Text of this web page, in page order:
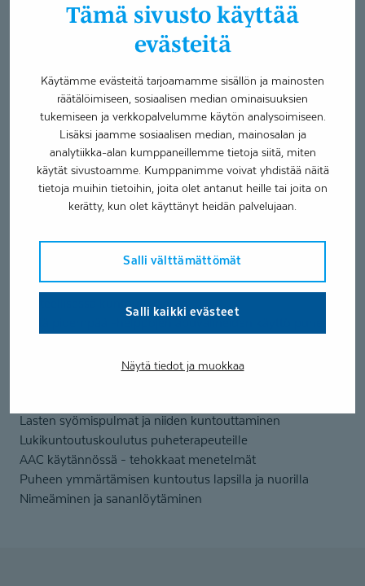
Tämä sivusto käyttää
evästeitä
Käytämme evästeitä tarjoamamme sisällön ja mainosten
räätälöimiseen, sosiaalisen median ominaisuuksien
tukemiseen ja verkkopalvelumme käytön analysoimiseen.
Lisäksi jaamme sosiaalisen median, mainosalan ja
analytiikka-alan kumppaneillemme tietoja siitä, miten
käytät sivustoamme. Kumppanimme voivat yhdistää näitä
tietoja muihin tietoihin, joita olet antanut heille tai joita on
kerätty, kun olet käyttänyt heidän palvelujaan.
Salli välttämättömät
Salli kaikki evästeet
Näytä tiedot ja muokkaa
äänteellisten pulmien, kielellisten vaikeuksien sekä
lukitaitojen kuntouttamisesta.
toiveiden ja mielenkiinnonkohteiden huomioimisen
kuntoutusta toteutettaessa. Tämän lisäksi pidän tärkeänä
yhteistyötä asiakkaan lähipiirin kanssa. Kehitän omaa
ammattitaitoani osallistumalla säännöllisesti koulutuksiin.
Koulutukset
Kasvatustieteen perusopinnot (25 op)
Äänteistä puhetta – näkökulmia ympäristön ohjaukseen
äänteellisessä kuntoutuksessa
Kuinka R, S, L, D, T- ja N-äänne kuntoutetaan
Lasten syömispulmat ja niiden kuntouttaminen
Lukikuntoutuskoulutus puheterapeuteille
AAC käytännössä - tehokkaat menetelmät
Puheen ymmärtämisen kuntoutus lapsilla ja nuorilla
Nimeäminen ja sananlöytäminen